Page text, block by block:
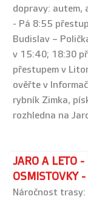
dopravy: autem,
- Pá 8:55
Budislav –
v 15:40; 18:30
přestupem v
ověřte v
rybník Zimka,
rozhledna na
JARO A LETO -
OSMISTOVKY
Náročnost